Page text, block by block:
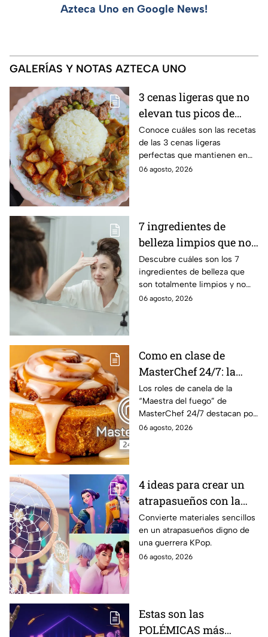
Azteca Uno en Google News!
GALERÍAS Y NOTAS AZTECA UNO
3 cenas ligeras que no
elevan tus picos de
glucosa ni arruinan tu
sueño profundo
Conoce cuáles son las recetas
de las 3 cenas ligeras
perfectas que mantienen en
equilibrio tu glucosa y te
06 agosto, 2026
7 ingredientes de
belleza limpios que no
contaminan los ríos ni
el agua al enjuagarte
Descubre cuáles son los 7
ingredientes de belleza que
son totalmente limpios y no
contaminan los ríos ni el agua
06 agosto, 2026
Como en clase de
MasterChef 24/7: la
receta especial de los
roles de canela con
tocino de la Chef Lili
Los roles de canela de la
“Maestra del fuego” de
MasterChef 24/7 destacan por
su combinación de canela,
06 agosto, 2026
4 ideas para crear un
atrapasueños con la
estética de KPop
Demon Hunters
Convierte materiales sencillos
en un atrapasueños digno de
una guerrera KPop.
06 agosto, 2026
Estas son las
POLÉMICAS más